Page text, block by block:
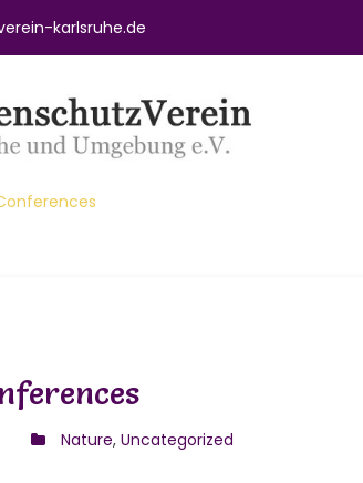
karlsruhe.de
Nature, Uncategorized